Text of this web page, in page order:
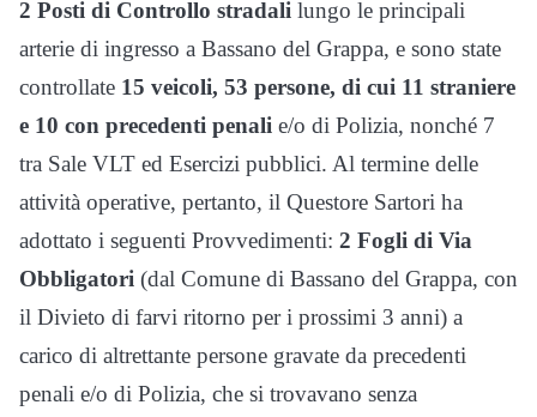
2 Posti di Controllo stradali lungo le principali
arterie di ingresso a Bassano del Grappa, e sono state
controllate 15 veicoli, 53 persone, di cui 11 straniere
e 10 con precedenti penali e/o di Polizia, nonché 7
tra Sale VLT ed Esercizi pubblici. Al termine delle
attività operative, pertanto, il Questore Sartori ha
adottato i seguenti Provvedimenti: 2 Fogli di Via
Obbligatori (dal Comune di Bassano del Grappa, con
il Divieto di farvi ritorno per i prossimi 3 anni) a
carico di altrettante persone gravate da precedenti
penali e/o di Polizia, che si trovavano senza